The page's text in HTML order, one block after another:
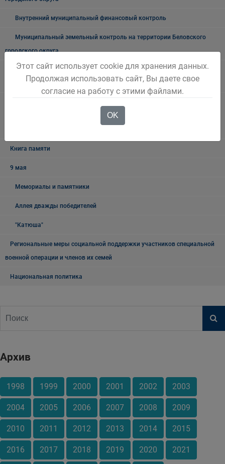
Внутренний муниципальный финансовый контроль
Муниципальный земельный контроль на территории Беловского
городского округа
Межведомственная антинаркотическая комиссии в Беловском
городском округе
освободившихся из мест лишения свободы Беловского городского
Книга памяти
9 мая
Мемориалы и памятники
Аллея дважды победителей
"Катюша"
Региональные меры социальной поддержки участников специальной
военной операции и членов их семей
Национальная политика
Архив
1998 1999 2000 2001 2002 2003
2004 2005 2006 2007 2008 2009
2010 2011 2012 2013 2014 2015
2016 2017 2018 2019 2020 2021
Этот сайт использует cookie для хранения данных.
Продолжая использовать сайт, Вы даете свое
согласие на работу с этими файлами.
OK